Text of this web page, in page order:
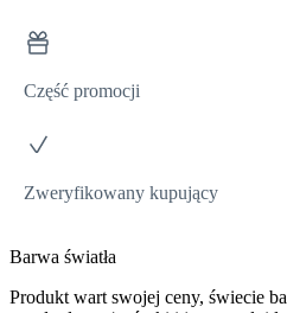
Część promocji
Zweryfikowany kupujący
Barwa światła
Produkt wart swojej ceny, świecie